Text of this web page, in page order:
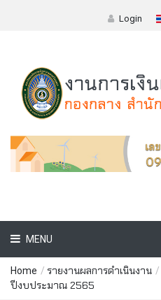
Login
MENU
Home / รายงานผลการดำเนินงาน /
ปีงบประมาณ 2565